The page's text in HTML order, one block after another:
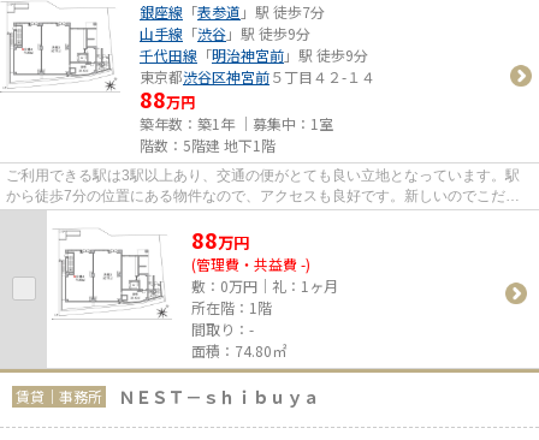
銀座線 「表参道 」駅 徒歩7分
山手線 「渋谷」駅 徒歩9分
千代田線 「明治神宮前」駅 徒歩9分
東京都渋谷区神宮前５丁目４２-１４
88万円
築年数：築1年 ｜募集中： 1室
階数：5階建 地下1階
ご利用できる駅は3駅以上あり、交通の便がとても良い立地となっています。駅
から徒歩7分の位置にある物件なので、アクセスも良好です。新しいのでこだわ
88万円
(管理費・共益費 -)
敷：0万円｜礼：1ヶ月
所在階：1階
間取り：-
面積：74.80㎡
賃貸｜事務所 ＮＥＳＴ－ｓｈｉｂｕｙａ